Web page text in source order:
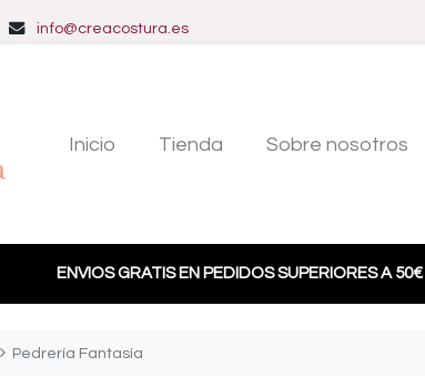
info@creacostura.es
Inicio Tienda Sobre nosotros
ENVIOS GRATIS EN PEDIDOS SUPERIORES A 50€
Pedrería Fantasía